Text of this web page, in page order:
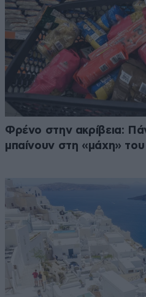
Φρένο στην ακρίβεια:
μπαίνουν στη «μάχη»